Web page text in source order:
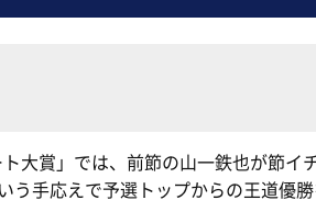
大賞」では、前節の山一鉄也が節イ
う手応えで予選トップからの王道優